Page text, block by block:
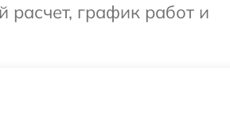
график работ и